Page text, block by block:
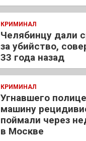
КРИМИНАЛ
Челябинцу дали
за убийство,
33 года назад
КРИМИНАЛ
Угнавшего
машину
поймали через
в Москве